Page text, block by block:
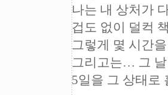
나는 내 상처가
겁도 없이 덜컥
그렇게 몇 시간
그리고는… 그 날
5일을 그 상태로